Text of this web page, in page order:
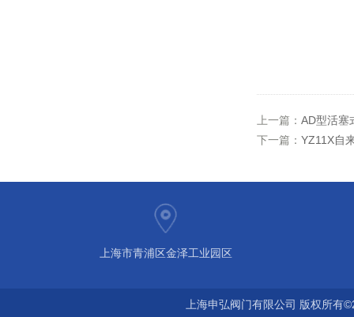
上一篇： AD型活塞
下一篇： YZ11X自
上海市青浦区金泽工业园区
上海申弘阀门有限公司 版权所有